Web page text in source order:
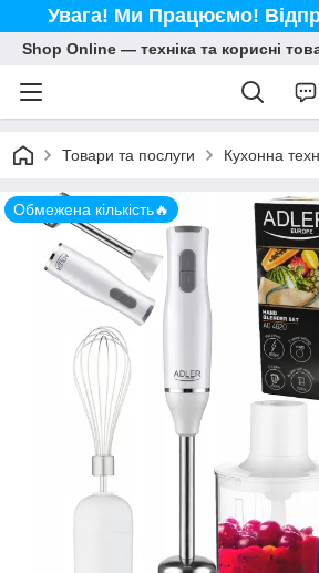
Увага! Ми Працюємо!
Shop Online — техніка та корисні
Товари та послуги Кухонна
Обмежена кількість🔥